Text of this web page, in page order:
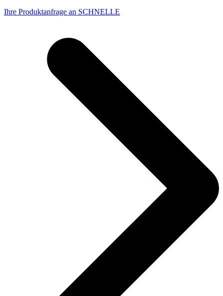
Ihre Produktanfrage an SCHNELLE